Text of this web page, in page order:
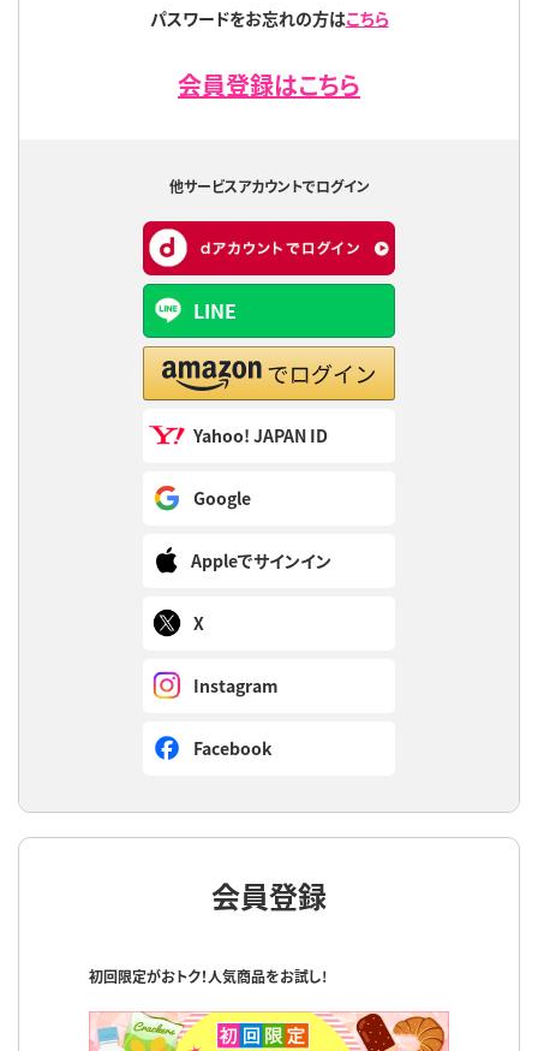
パスワードをお忘れの方はこちら
会員登録はこちら
他サービスアカウントでログイン
LINE
Yahoo! JAPAN ID
Google
Appleでサインイン
X
Instagram
Facebook
会員登録
初回限定がおトク！人気商品をお試し!